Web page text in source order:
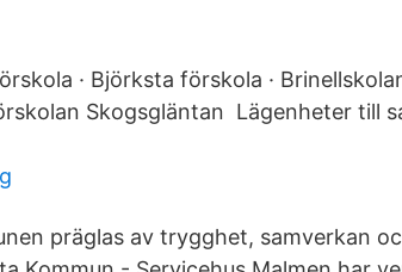
· Björksta förskola ·
Skogsgläntan Lägenheter till
präglas av trygghet, samverkan